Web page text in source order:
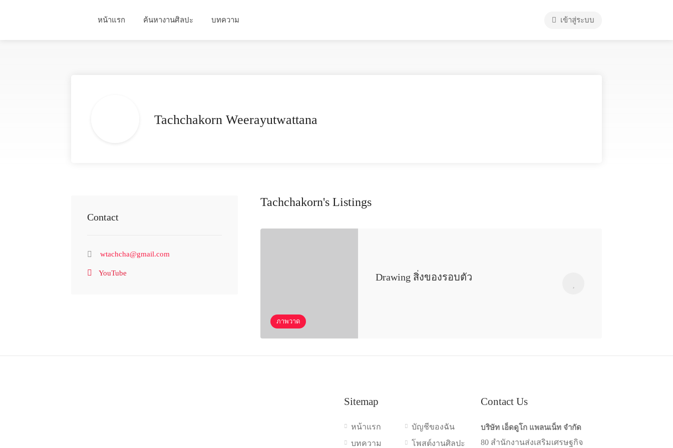
หน้าแรก ค้นหางานศิลปะ บทความ เข้าสู่ระบบ
Tachchakorn Weerayutwattana
Contact
wtachcha@gmail.com
YouTube
Tachchakorn's Listings
ภาพวาด
Drawing สิ่งของรอบตัว
Sitemap
หน้าแรก
บทความ
บัญชีของฉัน
โพสต์งานศิลปะ
Contact Us
บริษัท เอ็ดดูโก แพลนเน็ท จำกัด
80 สำนักงานส่งเสริมเศรษฐกิจ